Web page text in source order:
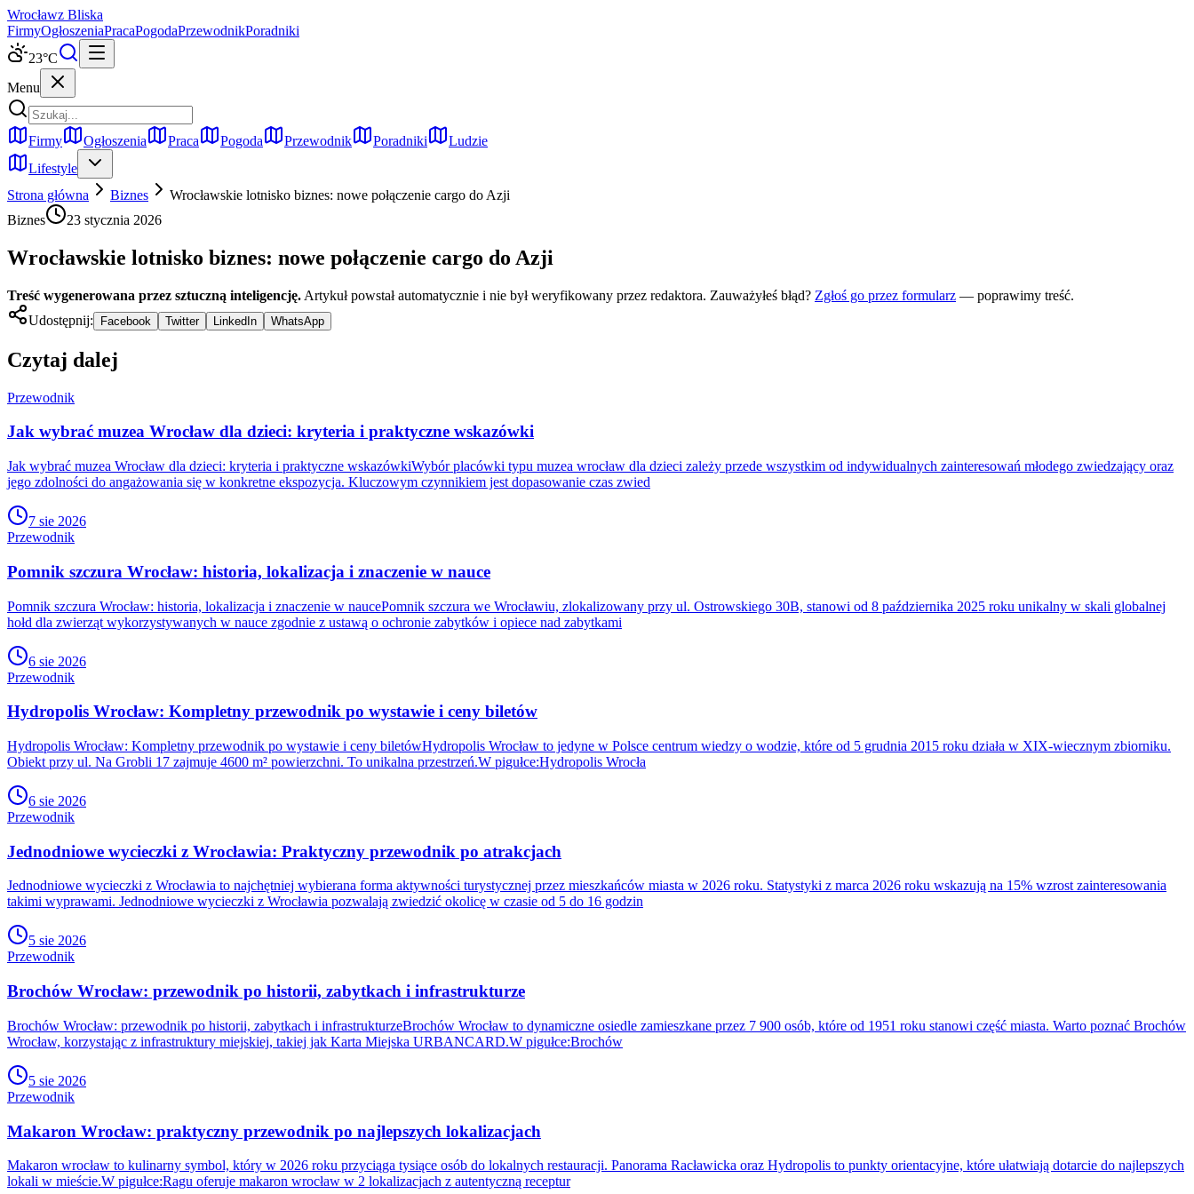
Wrocławz Bliska
FirmyOgłoszeniaPracaPogodaPrzewodnikPoradniki
23°C
Menu
Firmy Ogłoszenia Praca Pogoda Przewodnik Poradniki
Ludzie
Lifestyle
Strona główna
Biznes
Wrocławskie lotnisko biznes: nowe połączenie cargo do Azji
Biznes
23 stycznia 2026
Wrocławskie lotnisko biznes: nowe połączenie cargo do Azji
Treść wygenerowana przez sztuczną inteligencję. Artykuł powstał automatycznie i nie był weryfikowany przez redaktora. Zauważyłeś błąd? Zgłoś go przez formularz — poprawimy treść.
Udostępnij:
Facebook Twitter LinkedIn WhatsApp
Czytaj dalej
Przewodnik
Jak wybrać muzea Wrocław dla dzieci: kryteria i praktyczne wskazówki
Jak wybrać muzea Wrocław dla dzieci: kryteria i praktyczne wskazówkiWybór placówki typu muzea wrocław dla dzieci zależy przede wszystkim od indywidualnych zainteresowań młodego zwiedzający oraz
jego zdolności do angażowania się w konkretne ekspozycja. Kluczowym czynnikiem jest dopasowanie czas zwied
7 sie 2026
Przewodnik
Pomnik szczura Wrocław: historia, lokalizacja i znaczenie w nauce
Pomnik szczura Wrocław: historia, lokalizacja i znaczenie w naucePomnik szczura we Wrocławiu, zlokalizowany przy ul. Ostrowskiego 30B, stanowi od 8 października 2025 roku unikalny w skali globalnej
hołd dla zwierząt wykorzystywanych w nauce zgodnie z ustawą o ochronie zabytków i opiece nad zabytkami
6 sie 2026
Przewodnik
Hydropolis Wrocław: Kompletny przewodnik po wystawie i ceny biletów
Hydropolis Wrocław: Kompletny przewodnik po wystawie i ceny biletówHydropolis Wrocław to jedyne w Polsce centrum wiedzy o wodzie, które od 5 grudnia 2015 roku działa w XIX-wiecznym zbiorniku.
Obiekt przy ul. Na Grobli 17 zajmuje 4600 m² powierzchni. To unikalna przestrzeń.W pigułce:Hydropolis Wrocła
6 sie 2026
Przewodnik
Jednodniowe wycieczki z Wrocławia: Praktyczny przewodnik po atrakcjach
Jednodniowe wycieczki z Wrocławia to najchętniej wybierana forma aktywności turystycznej przez mieszkańców miasta w 2026 roku. Statystyki z marca 2026 roku wskazują na 15% wzrost zainteresowania
takimi wyprawami. Jednodniowe wycieczki z Wrocławia pozwalają zwiedzić okolicę w czasie od 5 do 16 godzin
5 sie 2026
Przewodnik
Brochów Wrocław: przewodnik po historii, zabytkach i infrastrukturze
Brochów Wrocław: przewodnik po historii, zabytkach i infrastrukturzeBrochów Wrocław to dynamiczne osiedle zamieszkane przez 7 900 osób, które od 1951 roku stanowi część miasta. Warto poznać Brochów
Wrocław, korzystając z infrastruktury miejskiej, takiej jak Karta Miejska URBANCARD.W pigułce:Brochów
5 sie 2026
Przewodnik
Makaron Wrocław: praktyczny przewodnik po najlepszych lokalizacjach
Makaron wrocław to kulinarny symbol, który w 2026 roku przyciąga tysiące osób do lokalnych restauracji. Panorama Racławicka oraz Hydropolis to punkty orientacyjne, które ułatwiają dotarcie do najlepszych
lokali w mieście.W pigułce:Ragu oferuje makaron wrocław w 2 lokalizacjach z autentyczną receptur